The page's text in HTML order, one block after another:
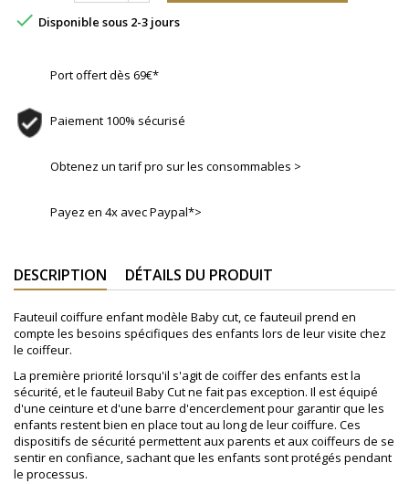
 Disponible sous 2-3 jours
Port offert dès 69€*
Paiement 100% sécurisé
Obtenez un tarif pro sur les consommables >
Payez en 4x avec Paypal*>
DESCRIPTION DÉTAILS DU PRODUIT
Fauteuil coiffure enfant modèle Baby cut, ce fauteuil prend en
compte les besoins spécifiques des enfants lors de leur visite chez
le coiffeur.
La première priorité lorsqu'il s'agit de coiffer des enfants est la
sécurité, et le fauteuil Baby Cut ne fait pas exception. Il est équipé
d'une ceinture et d'une barre d'encerclement pour garantir que les
enfants restent bien en place tout au long de leur coiffure. Ces
dispositifs de sécurité permettent aux parents et aux coiffeurs de se
sentir en confiance, sachant que les enfants sont protégés pendant
le processus.